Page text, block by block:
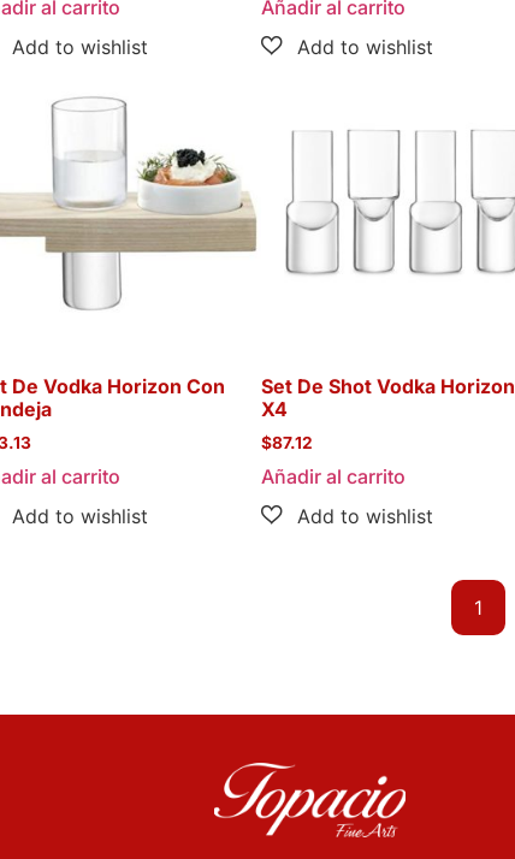
al carrito Añadir al carrito
De Vodka Horizon Con
al carrito
Set De Shot Vodka Horizon
X4
$87.12
Añadir al carrito
1